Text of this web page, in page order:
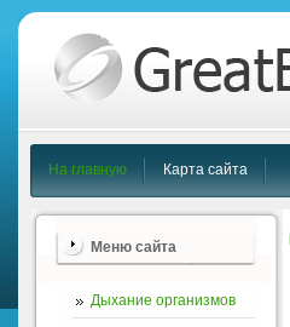
На главную Карта сайта
Меню сайта
Дыхание организмов